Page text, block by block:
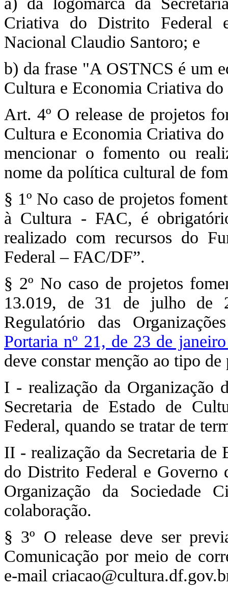
Criativa do Distrito Federal
Nacional Claudio Santoro; e
b) da frase "A OSTNCS é um
Cultura e Economia Criativa
Art. 4º O release de projetos
Cultura e Economia Criativa
mencionar o fomento ou
nome da política cultural de
§ 1º No caso de projetos
à Cultura - FAC, é
realizado com recursos do
Federal – FAC/DF”.
§ 2º No caso de projetos
13.019, de 31 de julho de
Regulatório das
Portaria nº 21, de 23 de
deve constar menção ao tipo
I - realização da Organização
Secretaria de Estado de
Federal, quando se tratar de
II - realização da Secretaria de
do Distrito Federal e Governo
Organização da Sociedade
colaboração.
§ 3º O release deve ser
Comunicação por meio de
e-mail